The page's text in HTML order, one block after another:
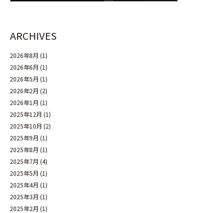
ARCHIVES
2026年8月 (1)
2026年6月 (1)
2026年5月 (1)
2026年2月 (2)
2026年1月 (1)
2025年12月 (1)
2025年10月 (2)
2025年9月 (1)
2025年8月 (1)
2025年7月 (4)
2025年5月 (1)
2025年4月 (1)
2025年3月 (1)
2025年2月 (1)